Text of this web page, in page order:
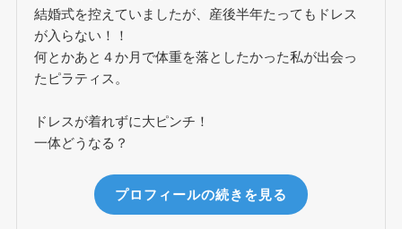
結婚式を控えていましたが、産後半年たってもドレス
が入らない！！
何とかあと４か月で体重を落としたかった私が出会っ
たピラティス。
ドレスが着れずに大ピンチ！
一体どうなる？
プロフィールの続きを見る